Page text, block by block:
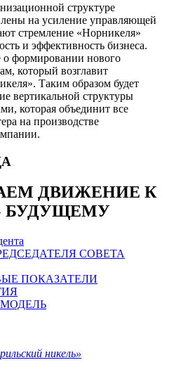
структуре
на усиление управляющей
стремление «Норникеля»
и эффективность бизнеса.
формировании нового
который возглавит
Таким образом будет
вертикальной структуры
которая объединит все
на производстве
ДВИЖЕНИЕ К
БУДУЩЕМУ
СОВЕТА
ПОКАЗАТЕЛИ
никель»